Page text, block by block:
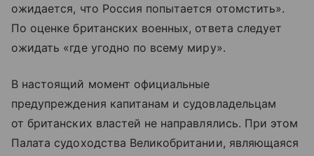
ожидается, что Россия попытается отомстить».
По оценке британских военных, ответа следует
ожидать «где угодно по всему миру».
В настоящий момент официальные
предупреждения капитанам и судовладельцам
от британских властей не направлялись. При этом
Палата судоходства Великобритании, являющаяся